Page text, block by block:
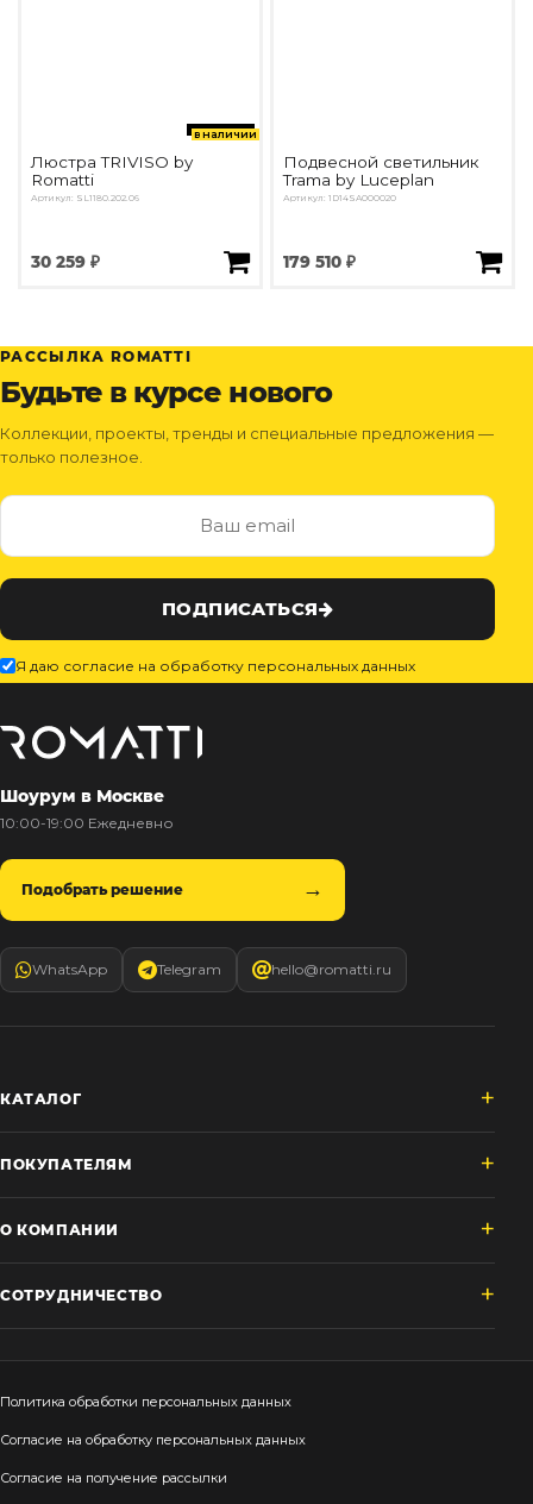
в наличии
Люстра TRIVISO by
Romatti
Артикул: SL1180.202.06
30 259 ₽
Подвесной светильник
Trama by Luceplan
Артикул: 1D14SA000020
179 510 ₽
РАССЫЛКА ROMATTI
Будьте в курсе нового
Коллекции, проекты, тренды и специальные предложения —
только полезное.
ПОДПИСАТЬСЯ
Я даю согласие на обработку персональных данных
Шоурум в Москве
10:00-19:00 Ежедневно
Подобрать решение
WhatsApp Telegram hello@romatti.ru
КАТАЛОГ
ПОКУПАТЕЛЯМ
О КОМПАНИИ
СОТРУДНИЧЕСТВО
Политика обработки персональных данных
Согласие на обработку персональных данных
Согласие на получение рассылки